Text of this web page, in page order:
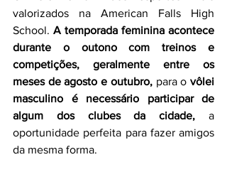
valorizados na American Falls High
School. A temporada feminina acontece
durante o outono com treinos e
competições, geralmente entre os
meses de agosto e outubro, para o vôlei
masculino é necessário participar de
algum dos clubes da cidade, a
oportunidade perfeita para fazer amigos
da mesma forma.